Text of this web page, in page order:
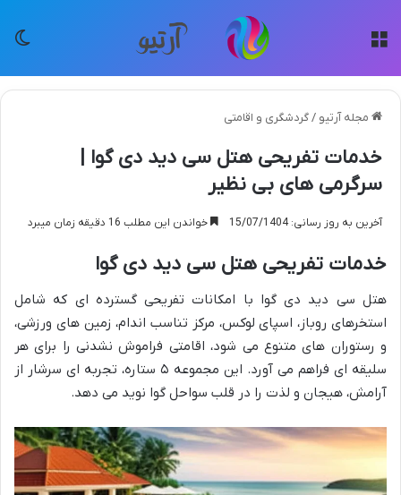
مجله آرتیو /گردشگری و اقامتی
خدمات تفریحی هتل سی دید دی گوا |
سرگرمی های بی نظیر
آخرین به روز رسانی: 15/07/1404 خواندن این مطلب 16 دقیقه زمان میبرد
خدمات تفریحی هتل سی دید دی گوا
هتل سی دید دی گوا با امکانات تفریحی گسترده ای که شامل
استخرهای روباز، اسپای لوکس، مرکز تناسب اندام، زمین های ورزشی،
و رستوران های متنوع می شود، اقامتی فراموش نشدنی را برای هر
سلیقه ای فراهم می آورد. این مجموعه ۵ ستاره، تجربه ای سرشار از
آرامش، هیجان و لذت را در قلب سواحل گوا نوید می دهد.